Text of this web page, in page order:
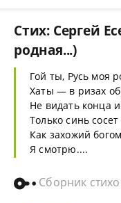
Стих: Сергей
родная...)
Гой ты, Русь моя
Хаты — в ризах
Не видать конца
Только синь сосет
Как захожий
Я смотрю....
Сборник